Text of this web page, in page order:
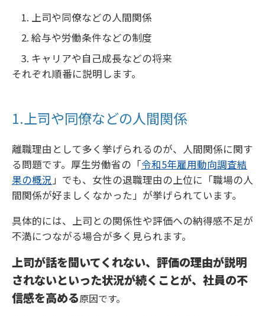
上司や同僚などの人間関係
給与や労働条件などの制度
キャリアや自己成長などの将来
それぞれ順番に説明します。
1.上司や同僚などの人間関係
離職理由として多く挙げられるのが、人間関係に関す
る問題です。厚生労働省の「令和5年雇用動向調査結
果の概況」でも、女性の退職理由の上位に「職場の人
間関係が好ましくなかった」が挙げられています。
具体的には、上司との関係性や評価への納得感不足が
不満につながる場合が多く見られます。
上司が話を聞いてくれない、評価の理由が説明
されないといった状況が続くことが、社員の不
信感を高める原因です。